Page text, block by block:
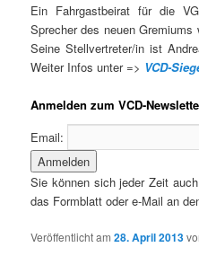
Ein Fahrgastbeirat für die
Sprecher des neuen Gremiums
Seine Stellvertreter/in ist
Weiter Infos unter => VCD-
Anmelden zum VCD-
Email:
Sie können sich jeder Zeit
das Formblatt oder e-Mail an
Veröffentlicht am28. April 2013